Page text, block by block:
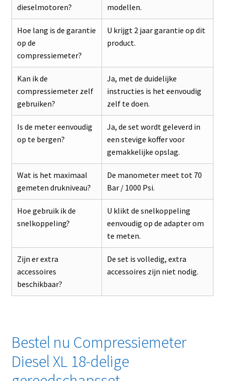
dieselmotoren?
modellen.
Hoe lang is de garantie
op de
compressiemeter?
U krijgt 2 jaar garantie op dit
product.
Kan ik de
compressiemeter zelf
gebruiken?
Ja, met de duidelijke
instructies is het eenvoudig
zelf te doen.
Is de meter eenvoudig
op te bergen?
Ja, de set wordt geleverd in
een stevige koffer voor
gemakkelijke opslag.
Wat is het maximaal
gemeten drukniveau?
De manometer meet tot 70
Bar / 1000 Psi.
Hoe gebruik ik de
snelkoppeling?
U klikt de snelkoppeling
eenvoudig op de adapter om
te meten.
Zijn er extra
accessoires
beschikbaar?
De set is volledig, extra
accessoires zijn niet nodig.
Bestel nu Compressiemeter
Diesel XL 18-delige